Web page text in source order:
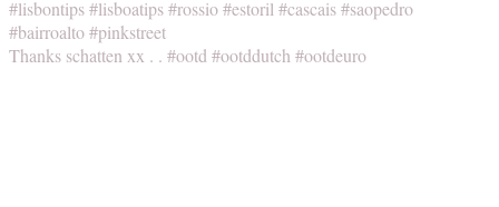
Thanks schatten xx . . #ootd #ootddutch #ootdeuro